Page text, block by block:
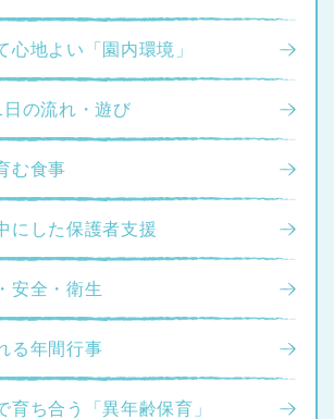
心地よい「園内環境」
の流れ・遊び
む食事
にした保護者支援
安全・衛生
る年間行事
育ち合う「異年齢保育」